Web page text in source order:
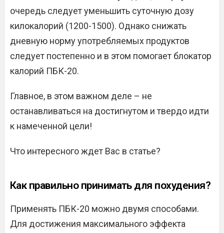
очередь следует уменьшить суточную дозу
килокалорий (1200-1500). Однако снижать
дневную норму употребляемых продуктов
следует постепенно и в этом помогает блокатор
калорий ПБК-20.
Главное, в этом важном деле – не
останавливаться на достигнутом и твердо идти
к намеченной цели!
Что интересного ждет Вас в статье?
Как правильно принимать для похудения?
Применять ПБК-20 можно двумя способами.
Для достижения максимального эффекта